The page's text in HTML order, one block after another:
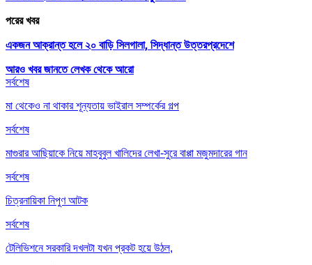
পরের খবর
একজন আক্রান্ত হলে ২০ বাড়ি সিলগালা, সিদ্ধান্ত উত্তরপ্রদেশে
আরও খবর জানতে লেখক থেকে আরো
সর্বশেষ
মা থেকেও না থাকার শূন্যতায় ভাইরাল সম্পর্কের গল্প
সর্বশেষ
মাগুরার আছিয়াকে নিয়ে মাহবুবুল খালিদের লেখা-সুরে বাপ্পা মজুমদারের গান
সর্বশেষ
চিত্রনায়িকা নিপুণ আটক
সর্বশেষ
টেলিভিশনে সরকারি দখলটা যখন প্রকট হয়ে উঠল,